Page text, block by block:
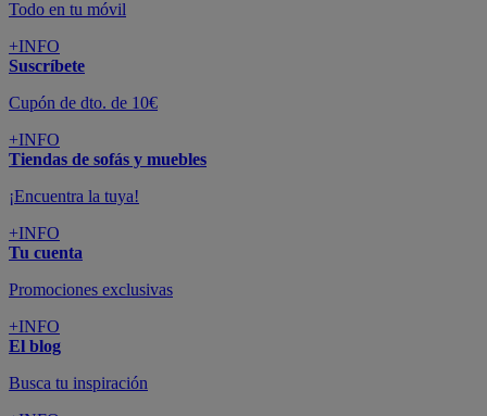
Todo en tu móvil
+INFO
Suscríbete
Cupón de dto. de 10€
+INFO
Tiendas de sofás y muebles
¡Encuentra la tuya!
+INFO
Tu cuenta
Promociones exclusivas
+INFO
El blog
Busca tu inspiración